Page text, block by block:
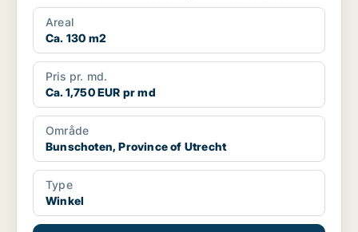
Areal
Ca. 130 m2
Pris pr. md.
Ca. 1,750 EUR pr md
Område
Bunschoten, Province of Utrecht
Type
Winkel